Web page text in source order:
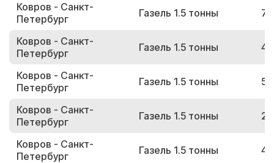
Ковров - Санкт-
Петербург
Газель 1.5 тонны
Ковров - Санкт-
Петербург
Газель 1.5 тонны
Ковров - Санкт-
Петербург
Газель 1.5 тонны
Ковров - Санкт-
Петербург
Газель 1.5 тонны
Ковров - Санкт-
Петербург
Газель 1.5 тонны